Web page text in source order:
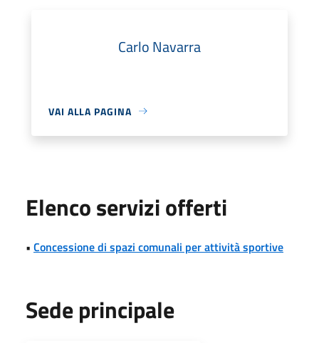
Carlo Navarra
VAI ALLA PAGINA
Elenco servizi offerti
• Concessione di spazi comunali per attività sportive
Sede principale